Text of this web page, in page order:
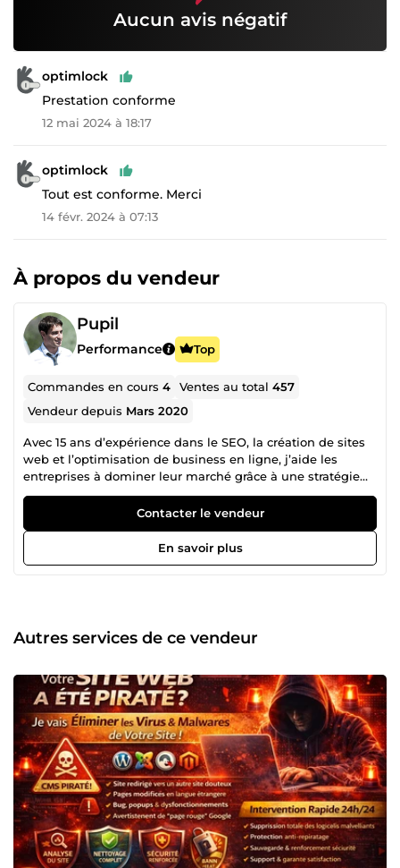
Aucun avis négatif
optimlock
Prestation conforme
12 mai 2024 à 18:17
optimlock
Tout est conforme. Merci
14 févr. 2024 à 07:13
À propos du vendeur
Pupil
Performance Top
Commandes en cours4 Ventes au total457
Vendeur depuis Mars 2020
Avec 15 ans d’expérience dans le SEO, la création de sites
web et l’optimisation de business en ligne, j’aide les
entreprises à dominer leur marché grâce à une stratégie
digitale sur-mesure. 💡 Expert en référencement naturel
(SEO), j’optimise votre visibilité sur Google en appliquant
les meilleures pratiques de l’algorithme et en développant
un contenu E-E-A-T friendly qui inspire confiance et
crédibilité. 🌍 Créateur de sites web performants, je
détail est pensé pour maximiser votre impact digital. 📈
Stratégie et optimisation business : Parce que le SEO ne se
clients dans une vision globale du digital en optimisant
chaque levier : expérience utilisateur (UX), tunnel de vente,
branding, publicité en ligne et automation. Pourquoi me
faire confiance ? ✔ 15 ans d’expertise en SEO &amp; Web ✔
Résultats prouvés et stratégie ROIste ✔ Approche
personnalisée et accompagnement sur mesure ✔ Passion
&amp; veille constante sur les évolutions du digital 💬
Votre visibilité est ma priorité ! Contactez-moi pour un
accompagnement sur mesure et propulsez votre
entreprise au sommet 🚀
Contacter le vendeur
En savoir plus
Autres services de ce vendeur